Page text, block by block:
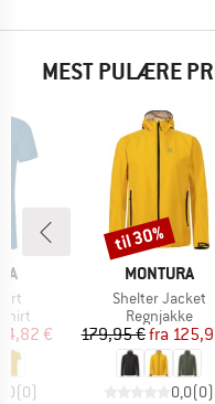
MEST PULÆRE
pris
€
(0)
MÆRKE
MONTURA
Artikel
Shelter Jacket
Produktgruppe
Regnjakke
Pris
179,95 € Nedsat
fra
0,0(0)
Rabat
til 30%